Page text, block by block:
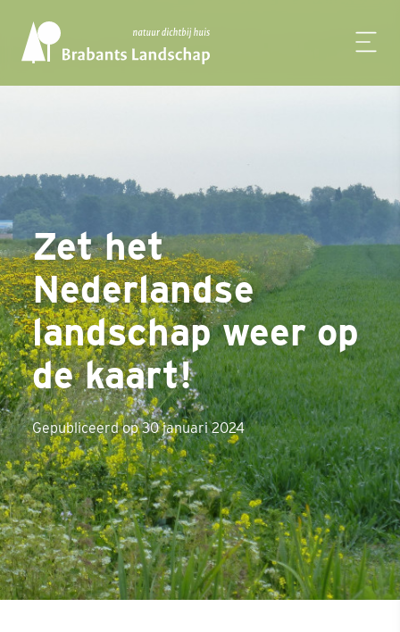
Zet het
Nederlandse
landschap weer op
de kaart!
Gepubliceerd op 30 januari 2024